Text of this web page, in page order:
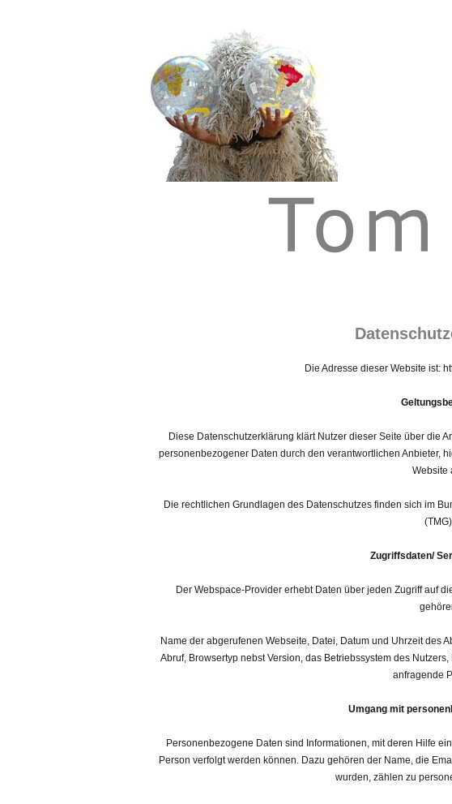
Tom Albrecht
Die Adresse dieser Website ist:
Diese Datenschutzerklärung klärt Nutzer dieser Seite über die
personenbezogener Daten durch den verantwortlichen Anbieter,
Website
Die rechtlichen Grundlagen des Datenschutzes finden sich im
Zugriffsdaten/
Der Webspace-Provider erhebt Daten über jeden Zugriff auf
Name der abgerufenen Webseite, Datei, Datum und Uhrzeit des
Abruf, Browsertyp nebst Version, das Betriebssystem des
anfragende
Umgang mit
Personenbezogene Daten sind Informationen, mit deren Hilfe
Person verfolgt werden können. Dazu gehören der Name, die
wurden, zählen zu